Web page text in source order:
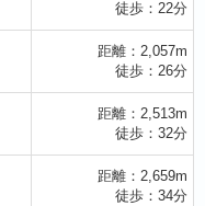
徒歩：22分
距離：2,057m
徒歩：26分
距離：2,513m
徒歩：32分
距離：2,659m
徒歩：34分